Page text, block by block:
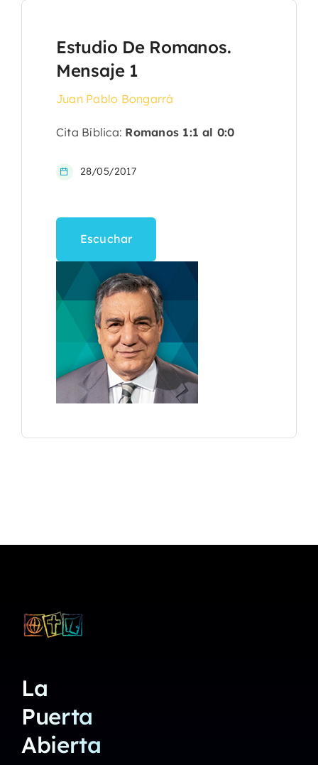
Estudio De Romanos.
Mensaje 1
Juan Pablo Bongarrá
Cita Bíblica: Romanos 1:1 al 0:0
28/05/2017
Escuchar
La
Puerta
Abierta